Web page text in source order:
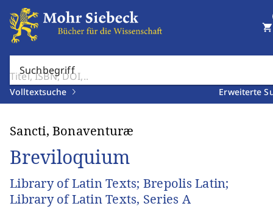
Suchbegriff
Volltextsuche Erweiterte
shopping_cart
Sancti, Bonaventuræ
Breviloquium
Library of Latin Texts; Brepolis Latin;
Library of Latin Texts, Series A